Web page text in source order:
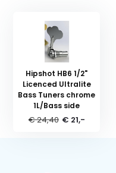
Hipshot HB6 1/2"
Licenced Ultralite
Bass Tuners chrome
1L/Bass side
€ 24,40 € 21,-